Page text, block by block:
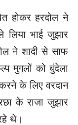
होकर हरदोल ने
लिया भाई जुझार
ने शादी से साफ
मुगलों को बुंदेला
के लिए वरदान
के राजा जुझार
थे।